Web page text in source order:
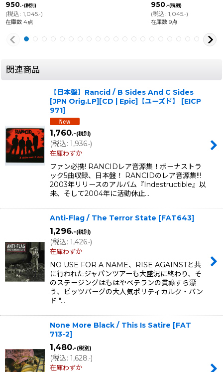
950.-(税別)
(税込: 1,045.-)
在庫数 4点
950.-(税別)
(税込: 1,045.-)
在庫数 9点
関連商品
【日本盤】Rancid / B Sides And C Sides
[JPN Orig.LP][CD | Epic]【ユーズド】
[EICP
971]
1,760.-(税別)
(税込: 1,936.-)
在庫わずか
ファン必携! RANCIDレア音源集！ボーナストラ
ック5曲収録、日本盤！ RANCIDのレア音源集!!!
2003年リリースのアルバム『Indestructible』以
来、そして2004年に活動休止…
Anti-Flag / The Terror State [FAT643]
1,296.-(税別)
(税込: 1,426.-)
在庫わずか
NO USE FOR A NAME、RISE AGAINSTと共
に行われたジャパンツアーも大盛況に終わり、そ
のステージングはもはやベテランの貫祿すら漂
う、ピッツバーグの大人気ポリティカルク・バン
ド "…
None More Black / This Is Satire [FAT
713-2]
1,480.-(税別)
(税込: 1,628.-)
在庫わずか